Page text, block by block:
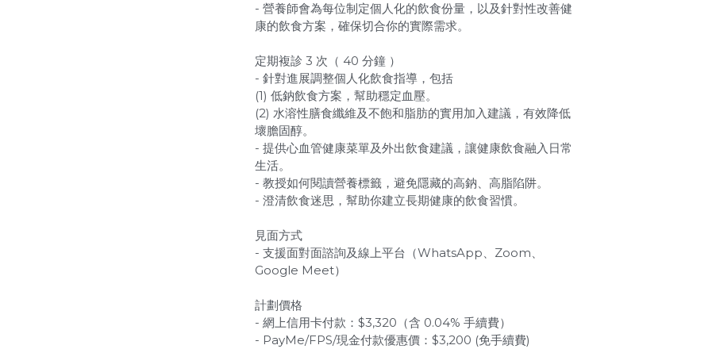
- 營養師會為每位制定個人化的飲食份量，以及針對性改善健
康的飲食方案，確保切合你的實際需求。
定期複診 3 次（ 40 分鐘 ）
- 針對進展調整個人化飲食指導，包括
(1) 低鈉飲食方案，幫助穩定血壓。
(2) 水溶性膳食纖維及不飽和脂肪的實用加入建議，有效降低
壞膽固醇。
- 提供心血管健康菜單及外出飲食建議，讓健康飲食融入日常
生活。
- 教授如何閱讀營養標籤，避免隱藏的高鈉、高脂陷阱。
- 澄清飲食迷思，幫助你建立長期健康的飲食習慣。
見面方式
- 支援面對面諮詢及線上平台（WhatsApp、Zoom、
Google Meet）
計劃價格
- 網上信用卡付款：$3,320（含 0.04% 手續費）
- PayMe/FPS/現金付款優惠價：$3,200 (免手續費)